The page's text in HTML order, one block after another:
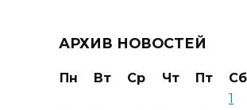
АРХИВ НОВОСТЕЙ
Пн Вт Ср Чт Пт Сб
1